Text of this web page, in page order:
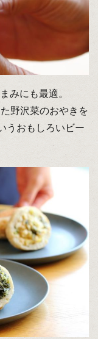
みにも最適。
野沢菜のおやきを
うおもしろいビー